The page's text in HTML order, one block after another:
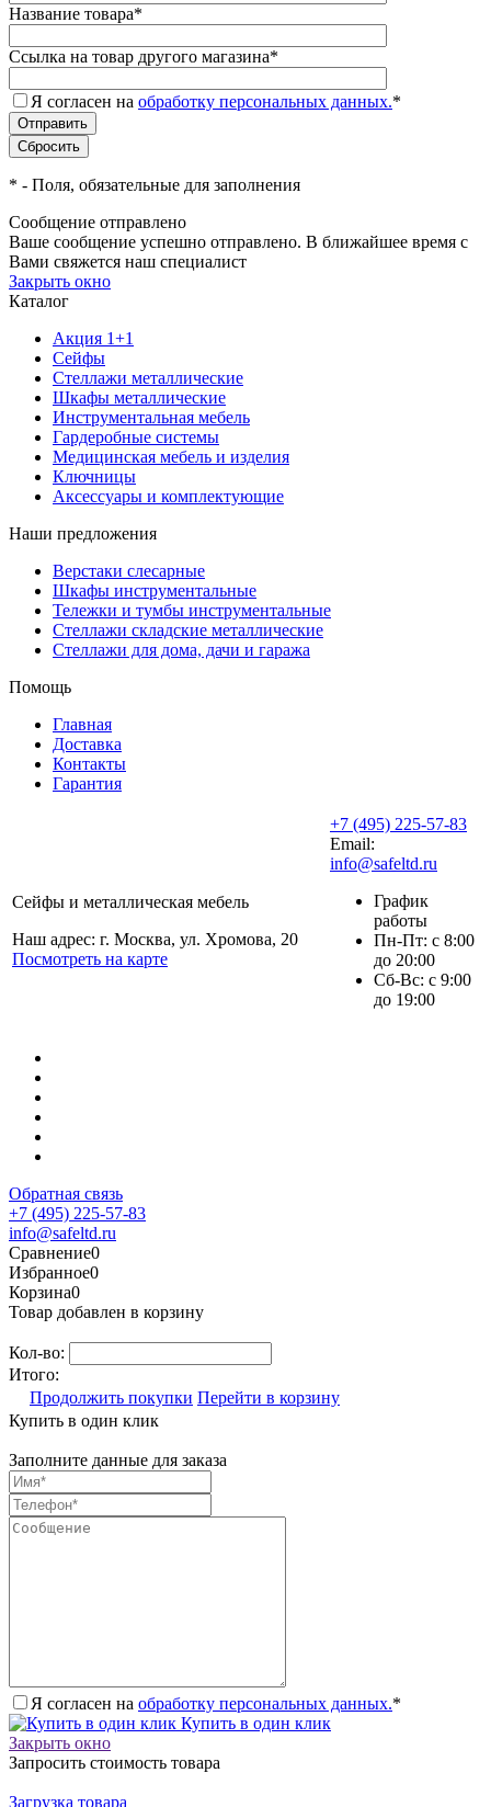
Название товара*
Ссылка на товар другого магазина*
Я согласен на обработку персональных данных.*
* - Поля, обязательные для заполнения
Сообщение отправлено
Ваше сообщение успешно отправлено. В ближайшее время с
Вами свяжется наш специалист
Закрыть окно
Каталог
Акция 1+1
Сейфы
Стеллажи металлические
Шкафы металлические
Инструментальная мебель
Гардеробные системы
Медицинская мебель и изделия
Ключницы
Аксессуары и комплектующие
Наши предложения
Верстаки слесарные
Шкафы инструментальные
Тележки и тумбы инструментальные
Стеллажи складские металлические
Стеллажи для дома, дачи и гаража
Помощь
Главная
Доставка
Контакты
Гарантия
Сейфы и металлическая мебель
Наш адрес: г. Москва, ул. Хромова, 20
Посмотреть на карте
+7 (495) 225-57-83
Email:
info@safeltd.ru
График
работы
Пн-Пт: с 8:00
до 20:00
Сб-Вс: с 9:00
до 19:00
Обратная связь
+7 (495) 225-57-83
info@safeltd.ru
Сравнение0
Избранное0
Корзина0
Товар добавлен в корзину
Кол-во:
Итого:
Продолжить покупки Перейти в корзину
Купить в один клик
Заполните данные для заказа
Я согласен на обработку персональных данных.*
Купить в один клик
Закрыть окно
Запросить стоимость товара
Загрузка товара